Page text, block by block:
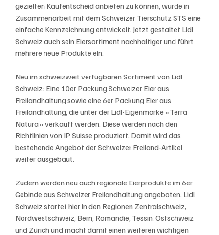
gezielten Kaufentscheid anbieten zu können, wurde in
Zusammenarbeit mit dem Schweizer Tierschutz STS eine
einfache Kennzeichnung entwickelt. Jetzt gestaltet Lidl
Schweiz auch sein Eiersortiment nachhaltiger und führt
mehrere neue Produkte ein.
Neu im schweizweit verfügbaren Sortiment von Lidl
Schweiz: Eine 10er Packung Schweizer Eier aus
Freilandhaltung sowie eine 6er Packung Eier aus
Freilandhaltung, die unter der Lidl-Eigenmarke «Terra
Natura» verkauft werden. Diese werden nach den
Richtlinien von IP Suisse produziert. Damit wird das
bestehende Angebot der Schweizer Freiland-Artikel
weiter ausgebaut.
Zudem werden neu auch regionale Eierprodukte im 6er
Gebinde aus Schweizer Freilandhaltung angeboten. Lidl
Schweiz startet hier in den Regionen Zentralschweiz,
Nordwestschweiz, Bern, Romandie, Tessin, Ostschweiz
und Zürich und macht damit einen weiteren wichtigen